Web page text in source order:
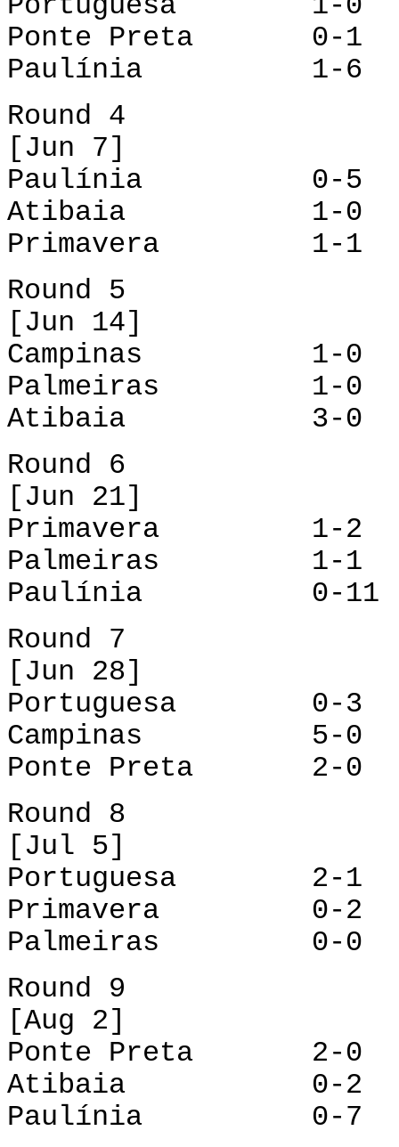
Ponte Preta 0-1
Paulínia 1-6
Round 4
[Jun 7]
Paulínia 0-5
Atibaia 1-0
Primavera 1-1
Round 5
[Jun 14]
Campinas 1-0
Palmeiras 1-0
Atibaia 3-0
Round 6
[Jun 21]
Primavera 1-2
Palmeiras 1-1
Paulínia 0-11
Round 7
[Jun 28]
Portuguesa 0-3
Campinas 5-0
Ponte Preta 2-0
Round 8
[Jul 5]
Portuguesa 2-1
Primavera 0-2
Palmeiras 0-0
Round 9
[Aug 2]
Ponte Preta 2-0
Atibaia 0-2
Paulínia 0-7